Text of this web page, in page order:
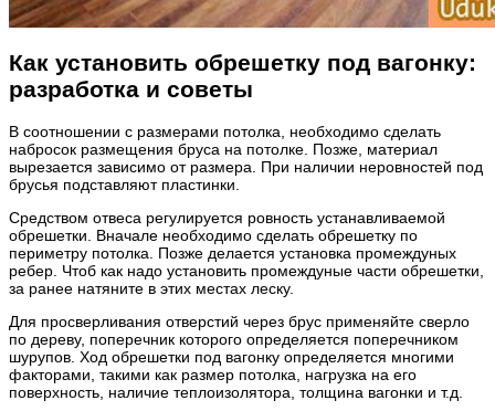
Как установить обрешетку под вагонку:
разработка и советы
В соотношении с размерами потолка, необходимо сделать
набросок размещения бруса на потолке. Позже, материал
вырезается зависимо от размера. При наличии неровностей под
брусья подставляют пластинки.
Средством отвеса регулируется ровность устанавливаемой
обрешетки. Вначале необходимо сделать обрешетку по
периметру потолка. Позже делается установка промеждуных
ребер. Чтоб как надо установить промеждуные части обрешетки,
за ранее натяните в этих местах леску.
Для просверливания отверстий через брус применяйте сверло
по дереву, поперечник которого определяется поперечником
шурупов. Ход обрешетки под вагонку определяется многими
факторами, такими как размер потолка, нагрузка на его
поверхность, наличие теплоизолятора, толщина вагонки и т.д.